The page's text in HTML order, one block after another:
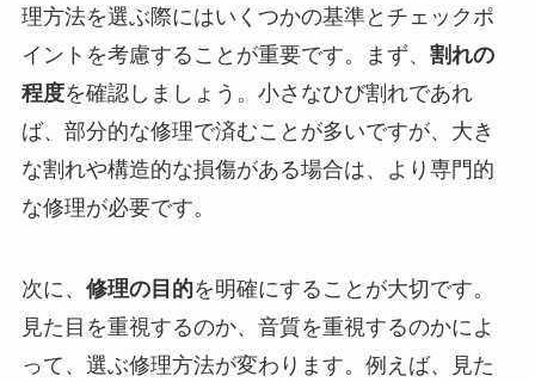
理方法を選ぶ際にはいくつかの基準とチェックポ
イントを考慮することが重要です。まず、 割れの
程度を確認しましょう。小さなひび割れであれ
ば、部分的な修理で済むことが多いですが、大き
な割れや構造的な損傷がある場合は、より専門的
な修理が必要です。
次に、 修理の目的を明確にすることが大切です。
見た目を重視するのか、音質を重視するのかによ
って、選ぶ修理方法が変わります。例えば、見た